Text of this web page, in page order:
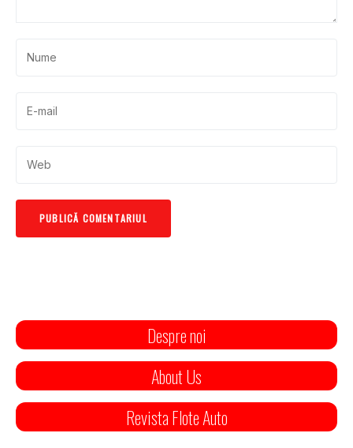
Despre noi
About Us
Revista Flote Auto